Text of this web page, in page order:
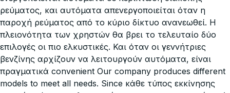
ρεύματος, και αυτόματα απενεργοποιείται όταν η
παροχή ρεύματος από το κύριο δίκτυο ανανεωθεί. Η
πλειονότητα των χρηστών θα βρει το τελευταίο δύο
επιλογές οι πιο ελκυστικές. Και όταν οι γεννήτριες
βενζίνης αρχίζουν να λειτουργούν αυτόματα, είναι
πραγματικά convenient Our company produces different
models to meet all needs. Since κάθε τύπος εκκίνησης